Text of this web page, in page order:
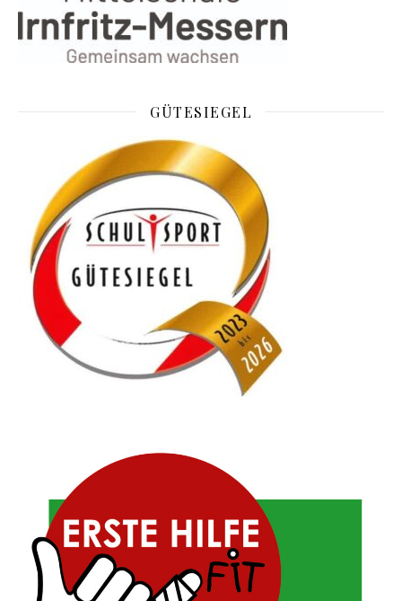
GÜTESIEGEL